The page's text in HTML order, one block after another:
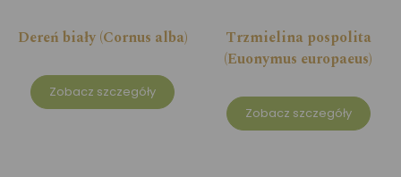
Dereń biały (Cornus alba)
Zobacz szczegóły
Trzmielina pospolita
(Euonymus europaeus)
Zobacz szczegóły